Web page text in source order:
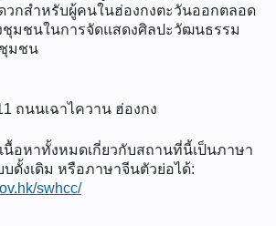
วกสำหรับผู้คนในฮ่องกงตะวันออกตลอด
มชนในการจัดแสดงศิลปะวัฒนธรรม
มชน
ถนนเฉาไควาน ฮ่องกง
นื้อหาทั้งหมดเกี่ยวกับสถานที่นี้เป็นภาษา
ดั้งเดิม หรือภาษาจีนตัวย่อได้:
swhcc/